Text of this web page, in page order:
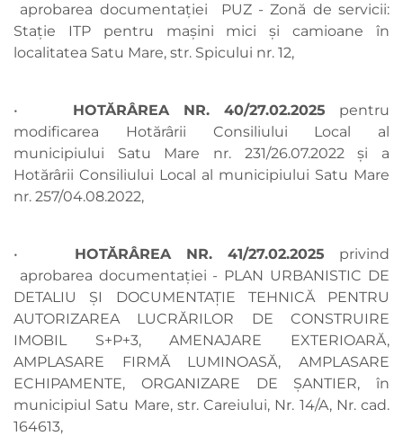
aprobarea documentației PUZ - Zonă de servicii:
Stație ITP pentru mașini mici și camioane în
localitatea Satu Mare, str. Spicului nr. 12,
• HOTĂRÂREA NR. 40/27.02.2025 pentru
modificarea Hotărârii Consiliului Local al
municipiului Satu Mare nr. 231/26.07.2022 și a
Hotărârii Consiliului Local al municipiului Satu Mare
nr. 257/04.08.2022,
• HOTĂRÂREA NR. 41/27.02.2025 privind
aprobarea documentației - PLAN URBANISTIC DE
DETALIU ȘI DOCUMENTAȚIE TEHNICĂ PENTRU
AUTORIZAREA LUCRĂRILOR DE CONSTRUIRE
IMOBIL S+P+3, AMENAJARE EXTERIOARĂ,
AMPLASARE FIRMĂ LUMINOASĂ, AMPLASARE
ECHIPAMENTE, ORGANIZARE DE ȘANTIER, în
municipiul Satu Mare, str. Careiului, Nr. 14/A, Nr. cad.
164613,